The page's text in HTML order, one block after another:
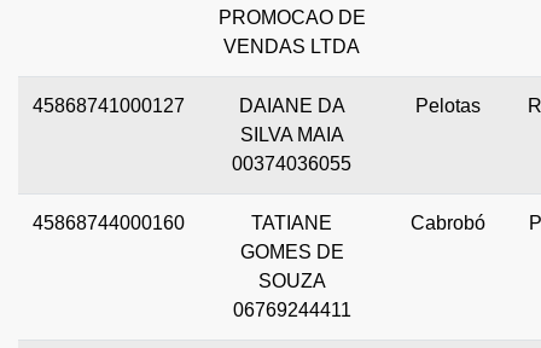
PROMOCAO DE
VENDAS LTDA
45868741000127
DAIANE DA
SILVA MAIA
00374036055
Pelotas
45868744000160
TATIANE
GOMES DE
SOUZA
06769244411
Cabrobó